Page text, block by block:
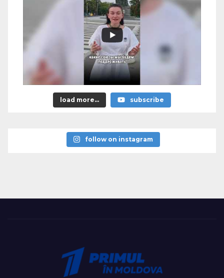
load more... subscribe
follow on instagram